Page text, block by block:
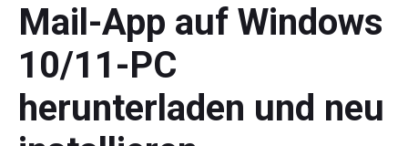
Mail-App auf Windows
10/11-PC
herunterladen und neu